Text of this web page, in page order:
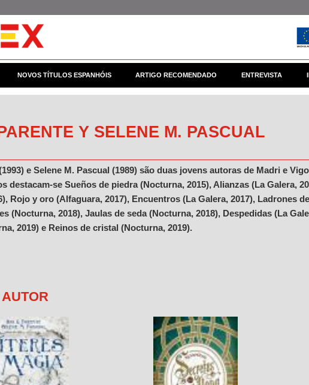
NOVOS TÍTULOS ESPANHÓIS ARTIGO RECOMENDADO ENTREVISTA
Y SELENE M. PASCUAL
e Selene M. Pascual (1989) são duas jovens autoras de Madri e
destacam-se Sueños de piedra (Nocturna, 2015), Alianzas (La Galera,
Rojo y oro (Alfaguara, 2017), Encuentros (La Galera, 2017), Ladrones
(Nocturna, 2018), Jaulas de seda (Nocturna, 2018), Despedidas (La
2019) e Reinos de cristal (Nocturna, 2019).